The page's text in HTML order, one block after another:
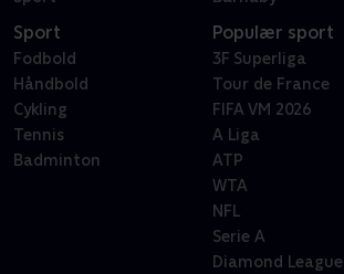
Sport
Fodbold
Håndbold
Cykling
Tennis
Badminton
Populær sport
3F Superliga
Tour de France
FIFA VM 2026
A Liga
ATP
WTA
NFL
Serie A
Diamond League